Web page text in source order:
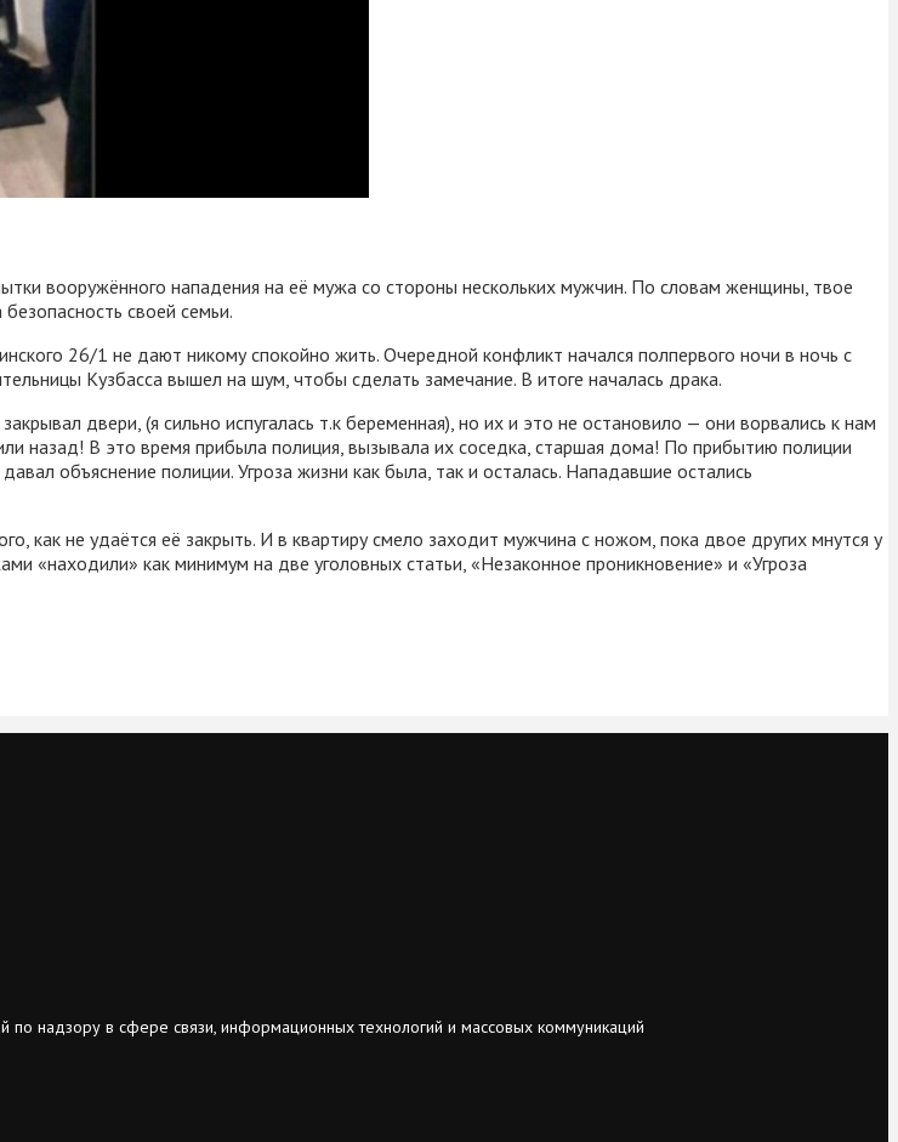
вооружённого нападения на её мужа со стороны нескольких мужчин. По словам женщины, твое
своей семьи.
26/1 не дают никому спокойно жить. Очередной конфликт начался полпервого ночи в ночь с
Кузбасса вышел на шум, чтобы сделать замечание. В итоге началась драка.
двери, (я сильно испугалась т.к беременная), но их и это не остановило — они ворвались к нам
назад! В это время прибыла полиция, вызывала их соседка, старшая дома! По прибытию полиции
объяснение полиции. Угроза жизни как была, так и осталась. Нападавшие остались
как не удаётся её закрыть. И в квартиру смело заходит мужчина с ножом, пока двое других мнутся у
«находили» как минимум на две уголовных статьи, «Незаконное проникновение» и «Угроза
надзору в сфере связи, информационных технологий и массовых коммуникаций